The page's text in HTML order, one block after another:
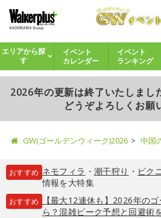
エリアから探
す
イベント
カレンダー
イベント
ランキング
2026年の更新は終了いたしまし
どうぞよろしくお願
GW(ゴールデンウィーク)2026 中国
おすすめ ネモフィラ ・ 潮干狩り ・ ピク
情報を大特集
おすすめ
【最大12連休も】2026年の
ら？混雑ピーク予想と回避術